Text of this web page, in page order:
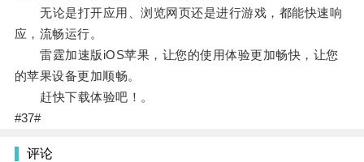
无论是打开应用、浏览网页还是进行游戏，都能快速响
应，流畅运行。
雷霆加速版iOS苹果，让您的使用体验更加畅快，让您
的苹果设备更加顺畅。
赶快下载体验吧！。
#37#
评论